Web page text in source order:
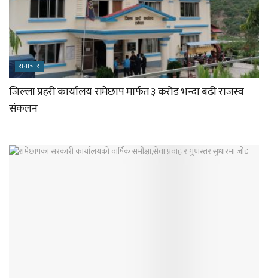
समाचार
जिल्ला प्रहरी कार्यालय रामेछाप मार्फत ३ करोड भन्दा बढी राजस्व
संकलन